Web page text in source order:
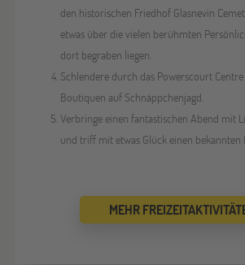
den historischen Friedhof Glasnevin
etwas über die vielen berühmten
dort begraben liegen.
Schlendere durch das Powerscourt
Boutiquen auf Schnäppchenjagd.
Verbringe einen fantastischen Abend mit
und triff mit etwas Glück einen bekannten
MEHR